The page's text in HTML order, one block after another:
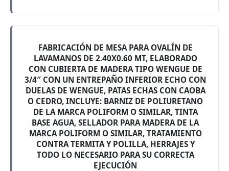
FABRICACIÓN DE MESA PARA OVALÍN DE
LAVAMANOS DE 2.40X0.60 MT, ELABORADO
CON CUBIERTA DE MADERA TIPO WENGUE DE
3/4″ CON UN ENTREPAÑO INFERIOR ECHO CON
DUELAS DE WENGUE, PATAS ECHAS CON CAOBA
O CEDRO, INCLUYE: BARNIZ DE POLIURETANO
DE LA MARCA POLIFORM O SIMILAR, TINTA
BASE AGUA, SELLADOR PARA MADERA DE LA
MARCA POLIFORM O SIMILAR, TRATAMIENTO
CONTRA TERMITA Y POLILLA, HERRAJES Y
TODO LO NECESARIO PARA SU CORRECTA
EJECUCIÓN